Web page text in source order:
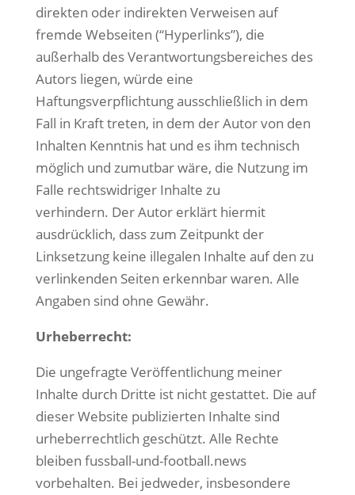
direkten oder indirekten Verweisen auf
fremde Webseiten (“Hyperlinks”), die
außerhalb des Verantwortungsbereiches des
Autors liegen, würde eine
Haftungsverpflichtung ausschließlich in dem
Fall in Kraft treten, in dem der Autor von den
Inhalten Kenntnis hat und es ihm technisch
möglich und zumutbar wäre, die Nutzung im
Falle rechtswidriger Inhalte zu
verhindern. Der Autor erklärt hiermit
ausdrücklich, dass zum Zeitpunkt der
Linksetzung keine illegalen Inhalte auf den zu
verlinkenden Seiten erkennbar waren. Alle
Angaben sind ohne Gewähr.
Urheberrecht:
Die ungefragte Veröffentlichung meiner
Inhalte durch Dritte ist nicht gestattet. Die auf
dieser Website publizierten Inhalte sind
urheberrechtlich geschützt. Alle Rechte
bleiben fussball-und-football.news
vorbehalten. Bei jedweder, insbesondere